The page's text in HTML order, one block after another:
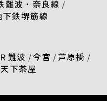
難波・奈良線 /
下鉄堺筋線
難波 /今宮 / 芦原橋 /
天下茶屋